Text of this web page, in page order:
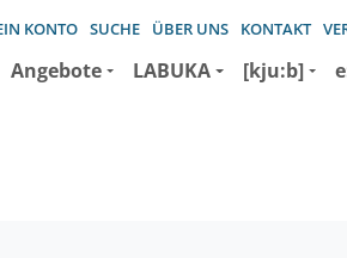
KONTO SUCHE ÜBER UNS KONTAKT
Angebote LABUKA [kju:b]